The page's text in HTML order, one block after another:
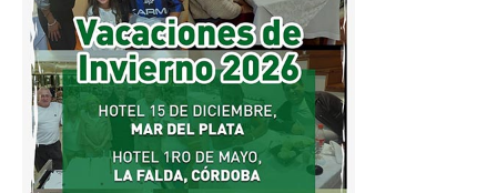
Secretaría de comunicación
Departamento de Ambiente
Empresas
Impresión de boletas